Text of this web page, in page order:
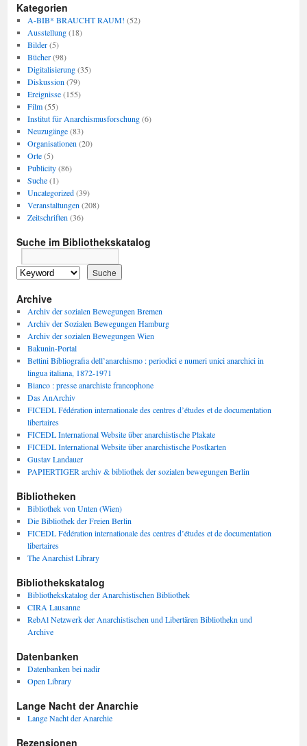
Kategorien
A-BIB* BRAUCHT RAUM! (52)
Ausstellung(18)
Bilder(5)
Bücher(98)
Digitalisierung(35)
Diskussion(79)
Ereignisse(155)
Film(55)
Institut für Anarchismusforschung(6)
Neuzugänge(83)
Organisationen(20)
Orte(5)
Publicity(86)
Suche(1)
Uncategorized(39)
Veranstaltungen(208)
Zeitschriften(36)
Suche im Bibliothekskatalog
Archive
Archiv der sozialen Bewegungen Bremen
Archiv der Sozialen Bewegungen Hamburg
Archiv der sozialen Bewegungen Wien
Bakunin-Portal
Bettini Bibliografia dell’anarchismo : periodici e numeri unici anarchici in
lingua italiana, 1872-1971
Bianco : presse anarchiste francophone
Das AnArchiv
FICEDL Fédération internationale des centres d’études et de documentation
libertaires
FICEDL International Website über anarchistische Plakate
FICEDL International Website über anarchistische Postkarten
Gustav Landauer
PAPIERTIGER archiv & bibliothek der sozialen bewegungen Berlin
Bibliotheken
Bibliothek von Unten (Wien)
Die Bibliothek der Freien Berlin
FICEDL Fédération internationale des centres d’études et de documentation
libertaires
The Anarchist Library
Bibliothekskatalog
Bibliothekskatalog der Anarchistischen Bibliothek
CIRA Lausanne
RebAl Netzwerk der Anarchistischen und Libertären Bibliothekn und
Archive
Datenbanken
Datenbanken bei nadir
Open Library
Lange Nacht der Anarchie
Lange Nacht der Anarchie
Rezensionen